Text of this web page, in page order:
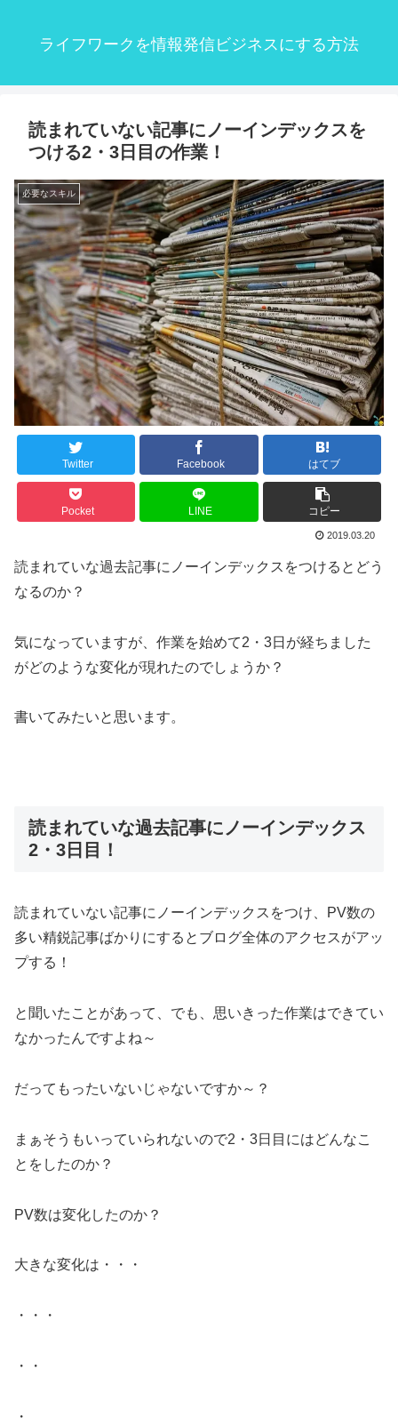
ライフワークを情報発信ビジネスにする方法
読まれていない記事にノーインデックスを
つける2・3日目の作業！
必要なスキル
Twitter Facebook はてブ
Pocket LINE コピー
2019.03.20
読まれていな過去記事にノーインデックスをつけるとどう
なるのか？
気になっていますが、作業を始めて2・3日が経ちました
がどのような変化が現れたのでしょうか？
書いてみたいと思います。
読まれていな過去記事にノーインデックス
2・3日目！
読まれていない記事にノーインデックスをつけ、PV数の
多い精鋭記事ばかりにするとブログ全体のアクセスがアッ
プする！
と聞いたことがあって、でも、思いきった作業はできてい
なかったんですよね～
だってもったいないじゃないですか～？
まぁそうもいっていられないので2・3日目にはどんなこ
とをしたのか？
PV数は変化したのか？
大きな変化は・・・
・・・
・・
・